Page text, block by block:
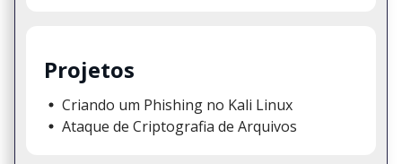
Projetos
Criando um Phishing no Kali Linux
Ataque de Criptografia de Arquivos